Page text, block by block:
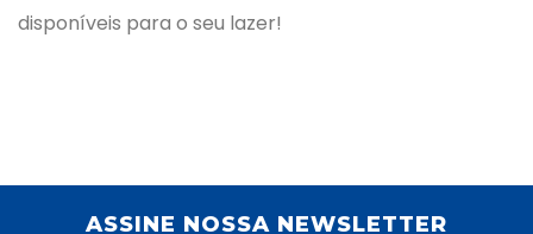
disponíveis para o seu lazer!
ASSINE NOSSA NEWSLETTER